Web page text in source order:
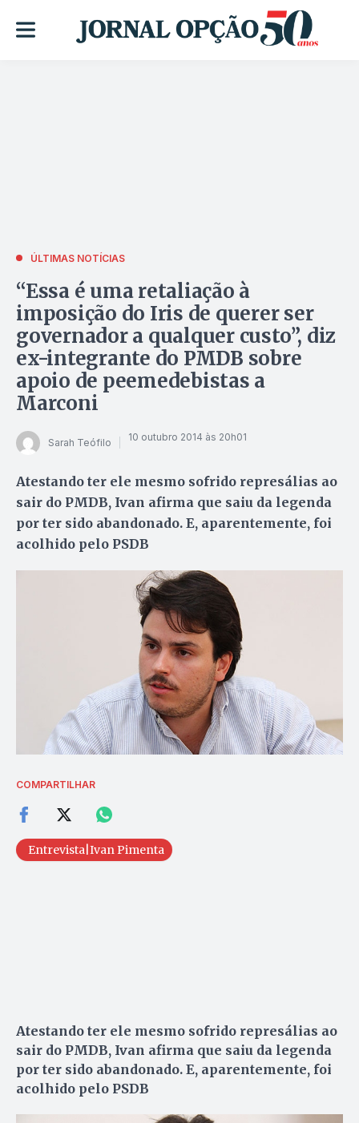
ÚLTIMAS NOTÍCIAS
“Essa é uma retaliação à
imposição do Iris de querer ser
governador a qualquer custo”, diz
ex-integrante do PMDB sobre
apoio de peemedebistas a
Marconi
Sarah Teófilo 10 outubro 2014 às 20h01
Atestando ter ele mesmo sofrido represálias ao
sair do PMDB, Ivan afirma que saiu da legenda
por ter sido abandonado. E, aparentemente, foi
acolhido pelo PSDB
COMPARTILHAR
Entrevista|Ivan Pimenta
Atestando ter ele mesmo sofrido represálias ao
sair do PMDB, Ivan afirma que saiu da legenda
por ter sido abandonado. E, aparentemente, foi
acolhido pelo PSDB